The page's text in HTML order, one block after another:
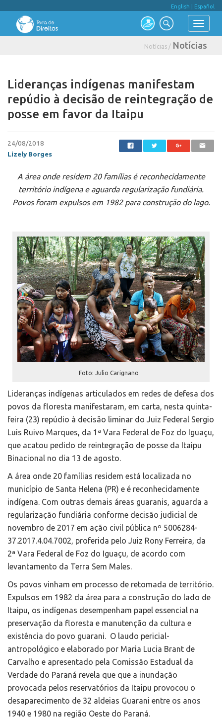
English Español
Notícias / Notícias
Lideranças indígenas manifestam
repúdio à decisão de reintegração de
posse em favor da Itaipu
24/08/2018
Lizely Borges
A área onde residem 20 famílias é reconhecidamente
território indígena e aguarda regularização fundiária.
Povos foram expulsos em 1982 para construção do lago.
Foto: Julio Carignano
Lideranças indígenas articulados em redes de defesa dos
povos da floresta manifestaram, em carta, nesta quinta-
feira (23) repúdio à decisão liminar do Juiz Federal Sergio
Luis Ruivo Marques, da 1ª Vara Federal de Foz do Iguaçu,
que acatou pedido de reintegração de posse da Itaipu
Binacional no dia 13 de agosto.
A área onde 20 famílias residem está localizada no
município de Santa Helena (PR) e é reconhecidamente
indígena. Com outras demais áreas guaranis, aguarda a
regularização fundiária conforme decisão judicial de
novembro de 2017 em ação civil pública nº 5006284-
37.2017.4.04.7002, proferida pelo Juiz Rony Ferreira, da
2ª Vara Federal de Foz do Iguaçu, de acordo com
levantamento da Terra Sem Males.
Os povos vinham em processo de retomada de território.
Expulsos em 1982 da área para a construção do lado de
Itaipu, os indígenas desempenham papel essencial na
preservação da floresta e manutenção da cultura e
existência do povo guarani. O laudo pericial-
antropológico e elaborado por Maria Lucia Brant de
Carvalho e apresentado pela Comissão Estadual da
Verdade do Paraná revela que que a inundação
provocada pelos reservatórios da Itaipu provocou o
desaparecimento de 32 aldeias Guarani entre os anos
1940 e 1980 na região Oeste do Paraná.